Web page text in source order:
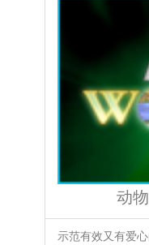
动
示范有效又有爱